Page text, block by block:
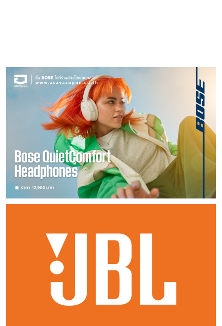
สั่นสะเทือนอันอาจเกิดขึ้นขณะไดรเวอร์ขับพลังเสียง เพื่อให้ตู้
ลำโพงวางตัวอย่างมั่นคงบนพื้นที่รองรับ ผลที่ได้คือเสียงเบสที่
กระชับทุ้มลึก ให้เวทีเสียงที่กว้างสมจริง และแจกแจงตำแหน่ง
ของเครื่องดนตรีอย่างแจ่มชัด เหมือนการฟังดนตรีแสดงสด
สอบถามรายละเอียดเกี่ยวกับลำโพง JBL Summit Series เพิ่ม
เติมได้ที่ บริษัท มหาจักรดีเวลอปเมนท์ จำกัด โทร : 02-256-
อุปกรณ์ภายในทุกชิ้นถูกวางผังอย่างสมดุล มีการแยก
โครงสร้างเฉพาะสำหรับทรานสฟอร์เมอร์ ทอรอยดัล (Toroidal)
ชนิด Ultra-low-noise ลดเสียงรบกวนต่อวงจรอื่นๆ อย่างได้
ผล แอมป์ No 632 จึงอัดฉีดพลังให้ลำโพง ให้เสียงดนตรีด้วย
คุณภาพสุดยอดชนิดที่คุณไม่เคยสัมผัสมาก่อน และเพราะวงจร
ภาคขยายถูกออกแบบอย่างมีประสิทธิภาพสูงเยี่ยม จึงใช้วงจร
Feedback น้อยมากในการให้เสียงดนตรีที่ปราศจากความผิด
เพี้ยน และให้ Band width กว้างมากอย่างไม่น่าเชื่อ
ความยึดมั่นในหลักการออกแบบภาคขยาย เป็นข้อโดดเด่นที่สร้าง
สมชื่อเสียงให้กับ Mark levinson มานานแสนนาน แอมป์ No
632 จึงสามารถให้พลังขับมหาศาลสำหรับลำโพงทุกคู่ โดยให้
เสียงสะอาดบริสุทธิ์ ไร้การรบกวนของคลื่นไฟฟ้า ให้รายละเอียด
ลักษณ์ภายนอกของ No 632 ออกแบบตามหลัก Tectonic
ตัวเครื่องขึ้นรูปจากแผ่นอลูมิเนียมชุปอโนไดซ์สีดำ วางตัวเครื่อง
มั่นคงบนฐานสีเงินซิลเวอร์ ด้านหน้าแวววาวด้วยวัสดุกระจก เดิน
ขอบด้วยเส้นไฟสีแดง แผงด้านบนเป็นวัสดุกระจก ขับเน้นด้วยไฟ
สีแดง พื้นที่นอกนั้นเป็นส่วนระบายความร้อนด้วยแผง Heat sink
ช่วยเพิ่มประสิทธิภาพในการลดอุณหภูมิขณะเปิดใช้งาน
ความโดดเด่นของแอมปลิไฟเออร์ No 632 - ออกแบบตาม
บางคู่มีข้อแนะนำเรื่องของแอมปลิไฟร์ ที่จะใช้ในระบบ Bi-
Amplifications หรือ Tri-Amplifications รวมถึงบางรุ่น
ภายในตู้ได้บรรจุแอมป์ขับลำโพงเสียงทุ้ม ซับวูฟเฟอร์มาในตัวอีก
ต่างหาก หรือลำโพงบางคู่มีเครื่องอีเล็กทรอนิกส์ค
รอสโอเวอร์มาให้เสร็จสรรพ เพื่อตัดแบ่งความถี่ให้กับแอมป์
ผมไม่แนะนำให้นักเล่นมือใหม่ลงไปเล่นถึงระบบ แยกแอมปลิ
ไฟร์ขับในแต่ย่านความถี่แบบนี้นะครับ ถ้าไม่มีผู้เชี่ยวชาญปรับแต่ง
จูนอัพ และติดตั้งให้ เข้าทำนองว่า ระบบที่ใหญ่ที่สุด
แบบนี้ พร้อมจะดีอย่างน่าใจหาย และพร้อมจะร้ายจนปวดศีรษะ ไม่
เว้นแต่ละวันก็ได้เช่นเดียวกัน 4. การเล่นในระบบ
สเตอริโอเชิงซ้อน แบบเพิ่ม Super-Tweeter เพิ่ม Active
Sub-Woofer ระบบนี้ แรกสุดเป็นการออกแบบเพื่อแก้ไขความถี่
ต้องการ แบบแรก เสริมตัวขับความถี่สูงสุดโดยเฉพาะ
คือ Super-Tweeter เข้าไปในลำโพงเดิม ด้วยการต่อพ่วง
เข้าไปในชุดลำโพงเดิม แบบที่สอง เสริม Sub-
Woofer เข้าไปในลำโพงชุดเดิม วิธีการนี้ก็คือ เป็นการเสริมการ
สองอย่าง คือเพิ่มความถี่สูงช่วงบน และความถี่ต่ำช่วงล่าง
อากาศ สายอนาล็อก สายดิจิตอล 2. อุปกรณ์เพื่อการปรับ
แต่งภายนอกอาทิ ตัวรอง อุปกรณ์วางทับบนเครื่อง และอื่นๆ ที่
อาจจะจัดให้เป็น แอกเซสซอรี่ ส่วนเสริม ทั้งหมดที่นำ
เสนอมานี้ ดูเหมือนว่าท่านผู้อ่านก็คงคิดว่าใครเค้าก็รู้ทั้งนั้น ละ?
แต่ที่ผมอยากจะนำมาทบทวนอีกครั้งก็เพื่อให้เราได้เข้าใจว่า โดย
ระบบหลัก และระบบรองนี้ เราได้นำมาผสมผสานปรุงแต่ง แยกแยะ
ออกไปด้วยวิธีการเล่นแบบใดบ้าง เพราะการเล่น
เครื่องเสียงในระบบสเตอริโอโฟนิกนั้น ยังมีวิธีการเล่นที่แตกต่าง
หรือใช้เครื่องมือให้มีความสลับซับซ้อนออกไปอีก ดังจะยก
ตัวอย่างดังต่อไปนี้ 1. การเล่นในระบบสเตอริโอเชิงเดี่ยว ยก
ตัวอย่างภาพให้เห็นง่ายๆ ก็คือ แอมป์หนึ่งเครื่อง ต่อสายลำโพง
หนึ่งชุด แยกซ้ายขวาให้กับลำโพงหนึ่งคู่ นั่นคือ Stereophonic
ใช้สายลำโพงแยกออกเป็น 2 ชุด เพื่อแยกเสียงแหลม และเสียง
ทุ้มออกจากกันอย่างเป็นอิสระ สำหรับระบบลำโพงชนิด Bi-Wired
วิธีการนี้หลายคนเชื่อว่าจะทำให้เสียงปลอดโปร่งและ
เข้าถึงรายละเอียดมากขึ้น แต่จุดอ่อน คือถ้าแอมปลิไฟล์คุณภาพ
ไม่พอเพียงจะทำให้เกิดการผิดเฟสของเสียงได้ (Phase shift)
3. การเล่นในระบบสเตอริโอเชิงซ้อนด้วยการแยกแอมป์
ขับความถี่ เป็น 2 หรือ 3 ชุด หมายถึงต้องใช้แอมป์ 2 หรือ 3
สูงมากกว่าเดิม ยกตัวอย่าง เครื่องขยายคลาส D จะ
ทำงานแบบลักษณะ Square wave ที่มีความกว้างที่เรียกว่า
PWM (Pulse Width Modulation) ที่มีอัตราสูญเสียเป็นความ
ร้อนน้อยลง แรกสุดดิจิตอลแอมป์ ให้เสียงแบบ
“หยาบคายร้ายกาจ” เหมือนดังที่นักวิจารณ์เครื่องเสียงต่างแสดง
ความไม่พึงพอใจคุณภาพเสียงเป็นอย่างมาก แต่การพัฒนามา
นานกว่า 40 ปี ดิจิตอลแอมป์ก็สามารถ ลดจุดบอดต่างๆ ของ
วงจรดั้งเดิมแบบอนาล็อกและให้คุณภาพเสียงที่ดียิ่งขึ้น จนเป็นที่
ยอมรับในที่สุด ทุกสิ่งทุกอย่างในโลก มีการพัฒนาไป
สู่สิ่งที่ดีกว่าเสมอ ความชอบหรือไม่ชอบ เป็นเรื่องของการพิสูจน์
คุณภาพ ของสิ่งที่คิดค้นใหม่ทั้งหลายกันให้กระจ่างแจ้ง
เราคงจำกันได้ว่า กล้องดิจิตอลที่ถูกคิดค้นมาใช้งานครั้ง
แรก ถูกต่อต้านขนาดไหน และปัจจุบันเป็นอย่างไร สิ่งที่
วงจร ทุกๆ อย่างในระบบลำโพง ทั้งแบบท่อเปิด ท่อปิด ท่อออก
หน้า ท่อออกหลัง การออกแบบล้วนเป็นความพยายามลดจุดบอด
เสริมจุดเด่นทั้งสิ้น เพียงแต่การเปิดใจรับนั้น เป็นเรื่องที่
กำหนดลงไปไม่ได้ เพราะแม้ทุกสิ่งที่ดีในปัจจุบัน มันก็ยังมีจุดอ่อน
ที่ต้องปรับปรุงแก้ไขกันต่อไป เพื่อการเข้าถึงอุดมคติ หรือความ
เป็น High Fidelity ในโลกใบนี้ กฏธรรมชาติ อธิบาย
ความจริงให้เราเรียนรู้ว่า ไม่มีอะไรดีที่สุด ไม่มีอะไรแย่ที่สุด เพียง
ที่สุด และมากอย่างไม่น่าเชื่อว่า การเล่นเครื่องเสียง มันจะเต็มไป
ด้วยปัญหาอะไรมากมายขนาดนี้ เป็นมาตั้งแต่ยุคผมเขียน
บทความ และเป็นบรรณาธิการบริหารนิตยสารเครื่องเสียง นับถึง
วันนี้ก็ 40 ปี สู่ยุคโซเชียล อะไรๆ ที่มันน่าจะลดลงมาบ้างใน
ปัญหาเครื่องเสียง แต่กลับมีปัญหาทวีคูณมากขึ้นด้วยซ้ำ
อย่างคำถามคลาสสิกที่ว่า เสียงที่ดีคืออย่างไร? อะไรคือคำว่า
เสียงดี จะตอบเป็นรูปธรรมแสนยากยิ่งนัก ต่อให้ทำสัมมนา นั่งฟัง
ด้วยกัน ก็ยังจะหาคำตอบยากอยู่ดีละครับ ผมว่าการ
ที่มีสื่อโซเชียลมากขึ้น ก็มีข้อดีนะครับ ใครอยากจะหาข้อมูลก็สามา
รถเสิร์ชหาได้ มีเพจเครื่องเสียงมากมาย ให้พิจารณาวิเคราะห์ ทั้ง
เว็บไซต์ เพจของนักเล่น กูรู ร้านค้า ค่อนข้างจะมากพอ
แต่ข้อเสียก็มีเช่นกัน คือ อ่านมาก ฟังมาก ก็มีโอกาสสับสน หลง
เรียนรู้สิ่งใดนั้น คำว่าดี เสียงดีจะมีได้ก็ต่อเมื่อ 1. เริ่มต้นจาก
ความรักชอบและประสบการณ์ตัวคุณเองเป็นหลัก คือถ้าไม่รู้ว่า
ตัวเองชอบสิ่งใดแล้ว เราจะไปควานหาจากสิ่งที่ชอบของคนอื่นนั้น
มันจะได้อย่างไรเล่า ผมจึงชอบกล่าวคำว่า “ค้นพบตัวเองก่อน
ค้นพบเครื่องเสียง” เสมอ ถ้าค้นพบเครื่องเสียงแล้วไม่พบตัวเองก็
เปล่าประโยชน์ครับ เครื่องเสียงที่ดีสำหรับพวกเราทุกคน มักจะเริ่ม
ต้นด้วยรูปทรงดีไซน์สวยงาม เคียงคู่ไปกับ คุณภาพเสียงอัน